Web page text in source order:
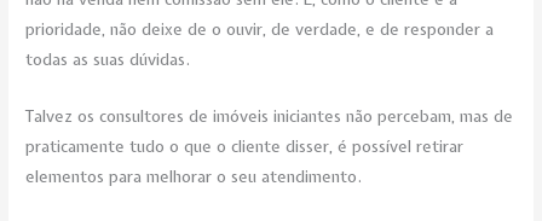
prioridade, não deixe de o ouvir, de verdade, e de responder a
todas as suas dúvidas.
Talvez os consultores de imóveis iniciantes não percebam, mas de
praticamente tudo o que o cliente disser, é possível retirar
elementos para melhorar o seu atendimento.